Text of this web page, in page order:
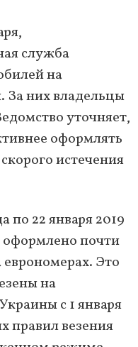
служба
на
За них владельцы
уточняет,
оформлять
истечения
по 22 января 2019
почти
Это
на
с 1 января
правил везения